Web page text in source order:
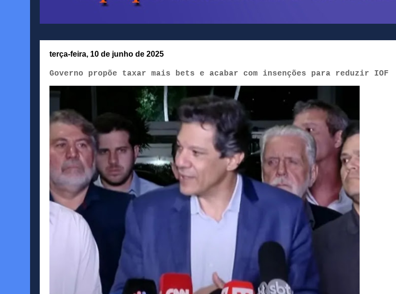
terça-feira, 10 de junho de 2025
Governo propõe taxar mais bets e acabar com insenções para reduzir IOF